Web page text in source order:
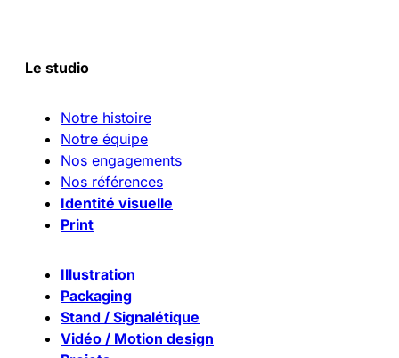
Le studio
Notre histoire
Notre équipe
Nos engagements
Nos références
Identité visuelle
Print
Illustration
Packaging
Stand / Signalétique
Vidéo / Motion design